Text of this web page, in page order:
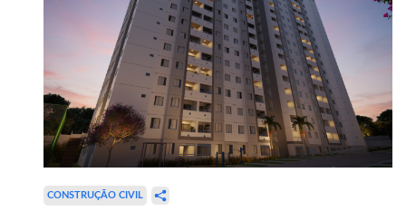
CONSTRUÇÃO CIVIL